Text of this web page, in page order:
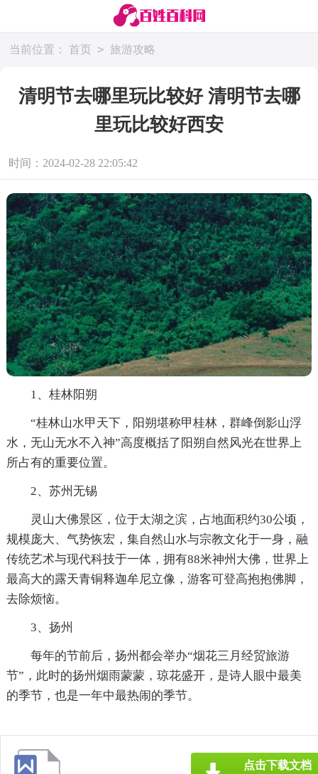
当前位置： 首页 > 旅游攻略
清明节去哪里玩比较好 清明节去哪
里玩比较好西安
时间：2024-02-28 22:05:42
1、桂林阳朔
“桂林山水甲天下，阳朔堪称甲桂林，群峰倒影山浮
水，无山无水不入神”高度概括了阳朔自然风光在世界上
所占有的重要位置。
2、苏州无锡
灵山大佛景区，位于太湖之滨，占地面积约30公顷，
规模庞大、气势恢宏，集自然山水与宗教文化于一身，融
传统艺术与现代科技于一体，拥有88米神州大佛，世界上
最高大的露天青铜释迦牟尼立像，游客可登高抱抱佛脚，
去除烦恼。
3、扬州
每年的节前后，扬州都会举办“烟花三月经贸旅游
节”，此时的扬州烟雨蒙蒙，琼花盛开，是诗人眼中最美
的季节，也是一年中最热闹的季节。
点击下载文档